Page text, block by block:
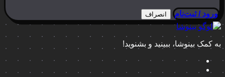
ورود / ثبت‌نام انصراف
به کمک بینوشا، ببینید و بشنوید!